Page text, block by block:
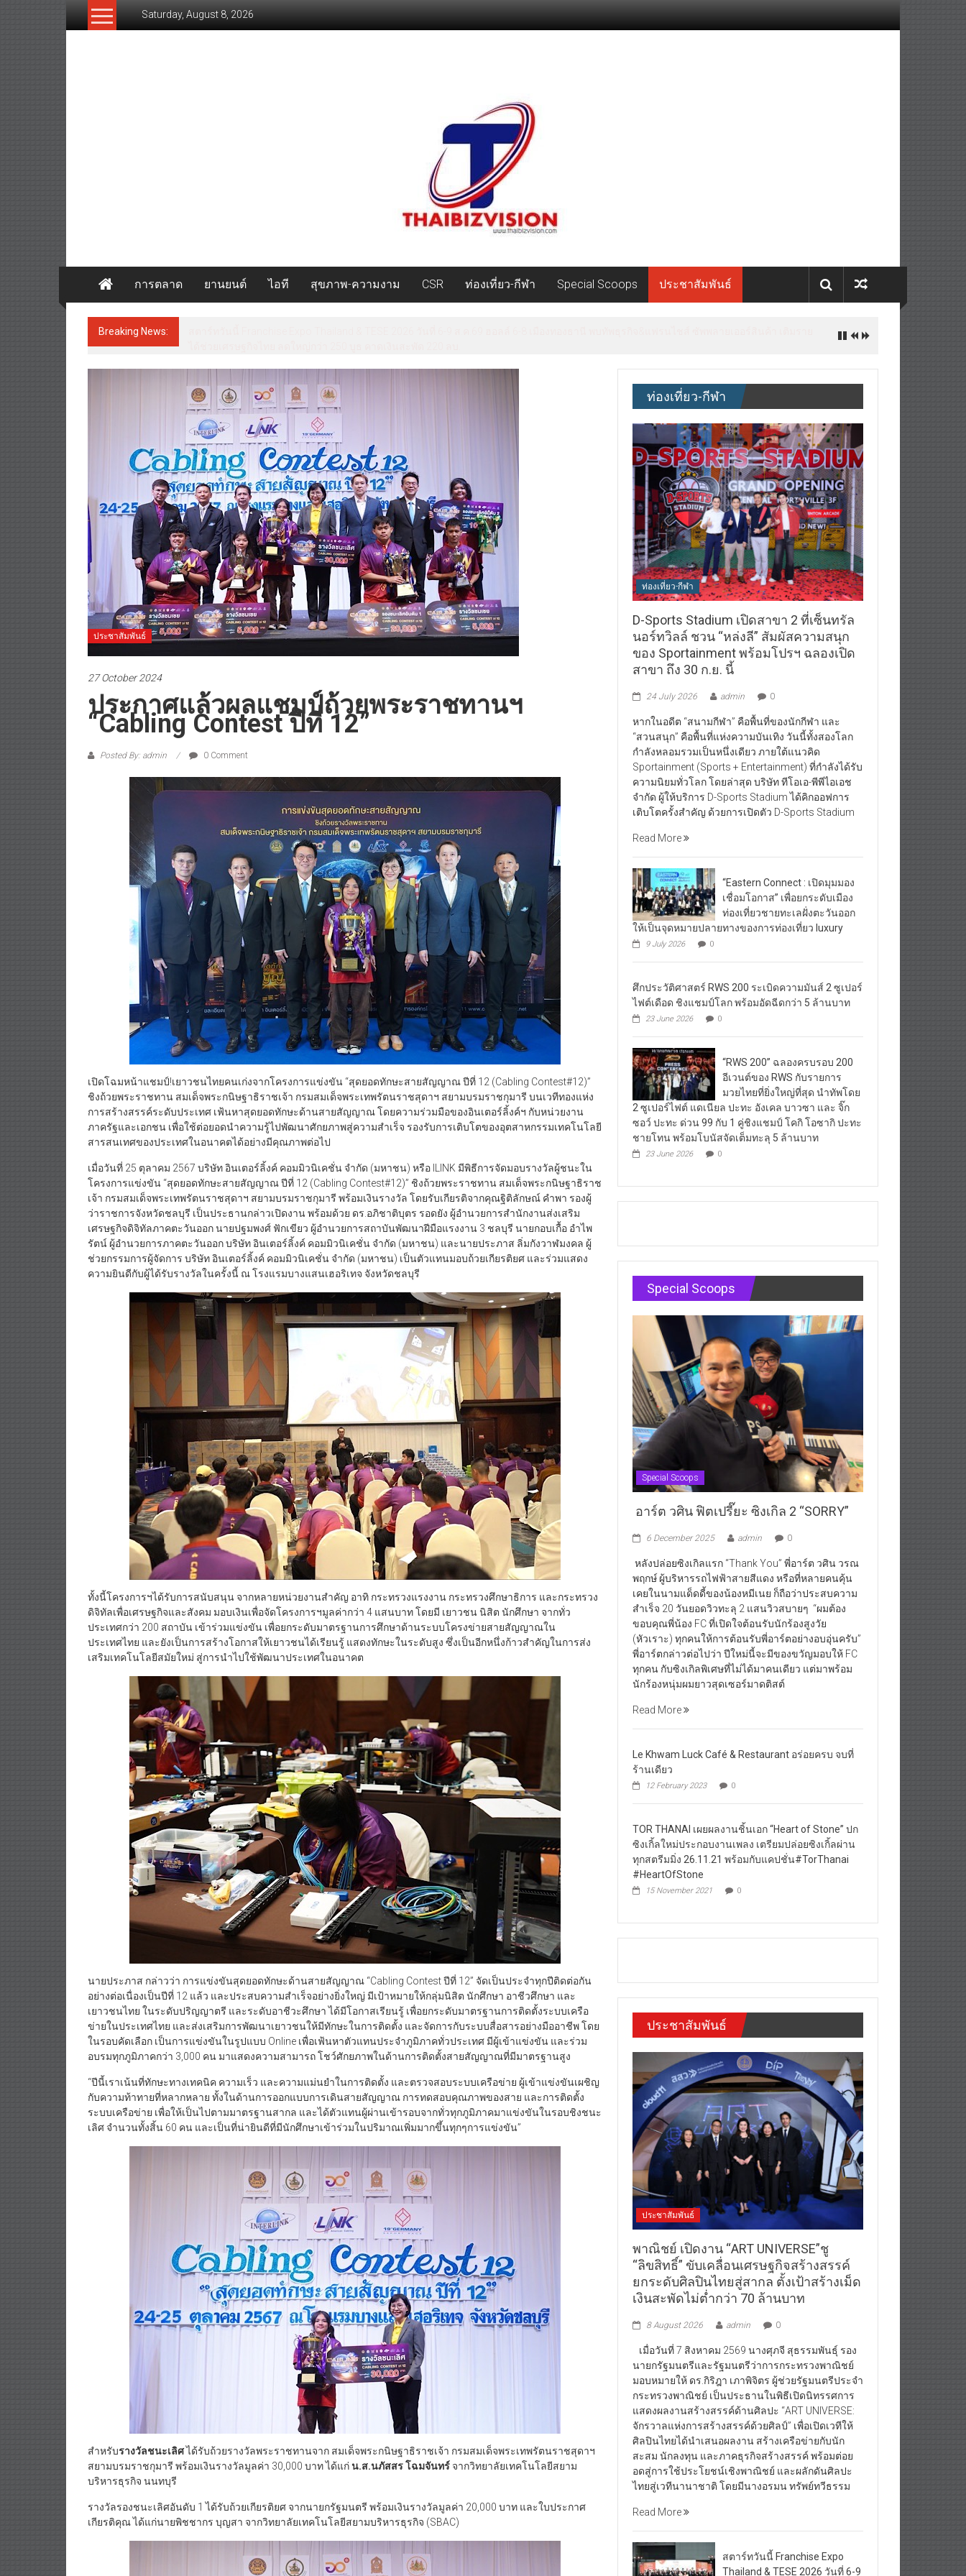
Saturday, August 8, 2026
การตลาด ยานยนต์ ไอที สุขภาพ-ความงาม CSR ท่องเที่ยว-กีฬา Special Scoops ประชาสัมพันธ์
Breaking News:
ประชาสัมพันธ์
27 October 2024
ประกาศแล้วผลแชมป์ถ้วยพระราชทานฯ
“Cabling Contest ปีที่ 12”
Posted By: admin 0 Comment
เปิดโฉมหน้าแชมป์!เยาวชนไทยคนเก่งจากโครงการแข่งขัน “สุดยอดทักษะสายสัญญาณ ปีที่ 12 (Cabling Contest#12)”
ชิงถ้วยพระราชทาน สมเด็จพระกนิษฐาธิราชเจ้า กรมสมเด็จพระเทพรัตนราชสุดาฯ สยามบรมราชกุมารี บนเวทีทองแห่ง
การสร้างสรรค์ระดับประเทศ เฟ้นหาสุดยอดทักษะด้านสายสัญญาณ โดยความร่วมมือของอินเตอร์ลิ้งค์ฯ กับหน่วยงาน
ภาครัฐและเอกชน เพื่อใช้ต่อยอดนำความรู้ไปพัฒนาศักยภาพสู่ความสำเร็จ รองรับการเติบโตของอุตสาหกรรมเทคโนโลยี
สารสนเทศของประเทศในอนาคตได้อย่างมีคุณภาพต่อไป
เมื่อวันที่ 25 ตุลาคม 2567 บริษัท อินเตอร์ลิ้งค์ คอมมิวนิเคชั่น จำกัด (มหาชน) หรือ ILINK มีพิธีการจัดมอบรางวัลผู้ชนะใน
โครงการแข่งขัน “สุดยอดทักษะสายสัญญาณ ปีที่ 12 (Cabling Contest#12)” ชิงถ้วยพระราชทาน สมเด็จพระกนิษฐาธิราช
เจ้า กรมสมเด็จพระเทพรัตนราชสุดาฯ สยามบรมราชกุมารี พร้อมเงินรางวัล โดยรับเกียรติจากคุณฐิติลักษณ์ คำพา รองผู้
ว่าราชการจังหวัดชลบุรี เป็นประธานกล่าวเปิดงาน พร้อมด้วย ดร.อภิชาติบุตร รอดยัง ผู้อำนวยการสำนักงานส่งเสริม
เศรษฐกิจดิจิทัลภาคตะวันออก นายปฐมพงศ์ ฟักเขียว ผู้อำนวยการสถาบันพัฒนาฝีมือแรงงาน 3 ชลบุรี นายกอบเกื้อ อำไพ
รัตน์ ผู้อำนวยการภาคตะวันออก บริษัท อินเตอร์ลิ้งค์ คอมมิวนิเคชั่น จำกัด (มหาชน) และนายประภาส ลิ่มกังวาฬมงคล ผู้
ช่วยกรรมการผู้จัดการ บริษัท อินเตอร์ลิ้งค์ คอมมิวนิเคชั่น จำกัด (มหาชน) เป็นตัวแทนมอบถ้วยเกียรติยศ และร่วมแสดง
ความยินดีกับผู้ได้รับรางวัลในครั้งนี้ ณ โรงแรมบางแสนเฮอริเทจ จังหวัดชลบุรี
ทั้งนี้โครงการฯได้รับการสนับสนุน จากหลายหน่วยงานสำคัญ อาทิ กระทรวงแรงงาน กระทรวงศึกษาธิการ และกระทรวง
ดิจิทัลเพื่อเศรษฐกิจและสังคม มอบเงินเพื่อจัดโครงการฯมูลค่ากว่า 4 แสนบาท โดยมี เยาวชน นิสิต นักศึกษา จากทั่ว
ประเทศกว่า 200 สถาบัน เข้าร่วมแข่งขัน เพื่อยกระดับมาตรฐานการศึกษาด้านระบบโครงข่ายสายสัญญาณใน
ประเทศไทย และยังเป็นการสร้างโอกาสให้เยาวชนได้เรียนรู้ แสดงทักษะในระดับสูง ซึ่งเป็นอีกหนึ่งก้าวสำคัญในการส่ง
เสริมเทคโนโลยีสมัยใหม่ สู่การนำไปใช้พัฒนาประเทศในอนาคต
นายประภาส กล่าวว่า การแข่งขันสุดยอดทักษะด้านสายสัญญาณ “Cabling Contest ปีที่ 12” จัดเป็นประจำทุกปีติดต่อกัน
อย่างต่อเนื่องเป็นปีที่ 12 แล้ว และประสบความสำเร็จอย่างยิ่งใหญ่ มีเป้าหมายให้กลุ่มนิสิต นักศึกษา อาชีวศึกษา และ
เยาวชนไทย ในระดับปริญญาตรี และระดับอาชีวะศึกษา ได้มีโอกาสเรียนรู้ เพื่อยกระดับมาตรฐานการติดตั้งระบบเครือ
ข่ายในประเทศไทย และส่งเสริมการพัฒนาเยาวชนให้มีทักษะในการติดตั้ง และจัดการกับระบบสื่อสารอย่างมืออาชีพ โดย
ในรอบคัดเลือก เป็นการแข่งขันในรูปแบบ Online เพื่อเฟ้นหาตัวแทนประจำภูมิภาคทั่วประเทศ มีผู้เข้าแข่งขัน และร่วม
อบรมทุกภูมิภาคกว่า 3,000 คน มาแสดงความสามารถ โชว์ศักยภาพในด้านการติดตั้งสายสัญญาณที่มีมาตรฐานสูง
“ปีนี้เราเน้นที่ทักษะทางเทคนิค ความเร็ว และความแม่นยำในการติดตั้ง และตรวจสอบระบบเครือข่าย ผู้เข้าแข่งขันเผชิญ
กับความท้าทายที่หลากหลาย ทั้งในด้านการออกแบบการเดินสายสัญญาณ การทดสอบคุณภาพของสาย และการติดตั้ง
ระบบเครือข่าย เพื่อให้เป็นไปตามมาตรฐานสากล และได้ตัวแทนผู้ผ่านเข้ารอบจากทั่วทุกภูมิภาคมาแข่งขันในรอบชิงชนะ
เลิศ จำนวนทั้งสิ้น 60 คน และเป็นที่น่ายินดีที่มีนักศึกษาเข้าร่วมในปริมาณเพิ่มมากขึ้นทุกๆการแข่งขัน”
สำหรับรางวัลชนะเลิศได้รับถ้วยรางวัลพระราชทานจาก สมเด็จพระกนิษฐาธิราชเจ้า กรมสมเด็จพระเทพรัตนราชสุดาฯ
สยามบรมราชกุมารี พร้อมเงินรางวัลมูลค่า 30,000 บาท ได้แก่น.ส.นภัสสร โฉมจันทร์ จากวิทยาลัยเทคโนโลยีสยาม
บริหารธุรกิจ นนทบุรี
รางวัลรองชนะเลิศอันดับ 1 ได้รับถ้วยเกียรติยศ จากนายกรัฐมนตรี พร้อมเงินรางวัลมูลค่า 20,000 บาท และใบประกาศ
เกียรติคุณ ได้แก่นายพิชชากร บุญสา จากวิทยาลัยเทคโนโลยีสยามบริหารธุรกิจ (SBAC)
ท่องเที่ยว-กีฬา
ท่องเที่ยว-กีฬา
D-Sports Stadium เปิดสาขา 2 ที่เซ็นทรัล
นอร์ทวิลล์ ชวน “หล่งลี” สัมผัสความสนุก
ของ Sportainment พร้อมโปรฯ ฉลองเปิด
สาขา ถึง 30 ก.ย. นี้
24 July 2026 admin 0
หากในอดีต “สนามกีฬา” คือพื้นที่ของนักกีฬา และ
“สวนสนุก” คือพื้นที่แห่งความบันเทิง วันนี้ทั้งสองโลก
กำลังหลอมรวมเป็นหนึ่งเดียว ภายใต้แนวคิด
Sportainment (Sports + Entertainment) ที่กำลังได้รับ
ความนิยมทั่วโลก โดยล่าสุด บริษัท ทีโอเอ-พีพีไอเอช
จำกัด ผู้ให้บริการ D-Sports Stadium ได้คิกออฟการ
เติบโตครั้งสำคัญ ด้วยการเปิดตัว D-Sports Stadium
Read More
“Eastern Connect : เปิดมุมมอง
เชื่อมโอกาส” เพื่อยกระดับเมือง
ท่องเที่ยวชายทะเลฝั่งตะวันออก
ให้เป็นจุดหมายปลายทางของการท่องเที่ยว luxury
9 July 2026 0
ศึกประวัติศาสตร์ RWS 200 ระเบิดความมันส์ 2 ซูเปอร์
ไฟต์เดือด ชิงแชมป์โลก พร้อมอัดฉีดกว่า 5 ล้านบาท
23 June 2026 0
“RWS 200” ฉลองครบรอบ 200
อีเวนต์ของ RWS กับรายการ
มวยไทยที่ยิ่งใหญ่ที่สุด นำทัพโดย
2 ซูเปอร์ไฟต์ แดเนียล ปะทะ อังเคล บาวซา และ จิ๊ก
ซอว์ ปะทะ ด่วน 99 กับ 1 คู่ชิงแชมป์ โคกิ โอซากิ ปะทะ
ชายโทน พร้อมโบนัสจัดเต็มทะลุ 5 ล้านบาท
23 June 2026 0
Special Scoops
Special Scoops
อาร์ต วศิน ฟิตเปรี๊ยะ ซิงเกิล 2 “SORRY”
6 December 2025 admin 0
หลังปล่อยซิงเกิลแรก “Thank You” พี่อาร์ต วศิน วรณ
พฤกษ์ ผู้บริหารรถไฟฟ้าสายสีแดง หรือที่หลายคนคุ้น
เคยในนามแด็ดดี้ของน้องหมีเนย ก็ถือว่าประสบความ
สำเร็จ 20 วันยอดวิวทะลุ 2 แสนวิวสบายๆ “ผมต้อง
ขอบคุณพี่น้อง FC ที่เปิดใจต้อนรับนักร้องสูงวัย
(หัวเราะ) ทุกคนให้การต้อนรับพี่อาร์ตอย่างอบอุ่นครับ”
พี่อาร์ตกล่าวต่อไปว่า ปีใหม่นี้จะมีของขวัญมอบให้ FC
ทุกคน กับซิงเกิลพิเศษที่ไม่ได้มาคนเดียว แต่มาพร้อม
นักร้องหนุ่มผมยาวสุดเซอร์มาดติสต์
Read More
Le Khwam Luck Café & Restaurant อร่อยครบ จบที่
ร้านเดียว
12 February 2023 0
TOR THANAI เผยผลงานชิ้นเอก “Heart of Stone” ปก
ซิงเกิ้ลใหม่ประกอบงานเพลง เตรียมปล่อยซิงเกิ้ลผ่าน
ทุกสตรีมมิ่ง 26.11.21 พร้อมกับแคปชั่น#TorThanai
#HeartOfStone
15 November 2021 0
ประชาสัมพันธ์
ประชาสัมพันธ์
พาณิชย์ เปิดงาน “ART UNIVERSE”ชู
“ลิขสิทธิ์” ขับเคลื่อนเศรษฐกิจสร้างสรรค์
ยกระดับศิลปินไทยสู่สากล ตั้งเป้าสร้างเม็ด
เงินสะพัดไม่ต่ำกว่า 70 ล้านบาท
8 August 2026 admin 0
เมื่อวันที่ 7 สิงหาคม 2569 นางศุภจี สุธรรมพันธุ์ รอง
นายกรัฐมนตรีและรัฐมนตรีว่าการกระทรวงพาณิชย์
มอบหมายให้ ดร.กิริฎา เภาพิจิตร ผู้ช่วยรัฐมนตรีประจำ
กระทรวงพาณิชย์ เป็นประธานในพิธีเปิดนิทรรศการ
แสดงผลงานสร้างสรรค์ด้านศิลปะ “ART UNIVERSE:
จักรวาลแห่งการสร้างสรรค์ด้วยศิลป์” เพื่อเปิดเวทีให้
ศิลปินไทยได้นำเสนอผลงาน สร้างเครือข่ายกับนัก
สะสม นักลงทุน และภาคธุรกิจสร้างสรรค์ พร้อมต่อย
อดสู่การใช้ประโยชน์เชิงพาณิชย์ และผลักดันศิลปะ
ไทยสู่เวทีนานาชาติ โดยมีนางอรมน ทรัพย์ทวีธรรม
Read More
สตาร์ทวันนี้ Franchise Expo
Thailand & TESE 2026 วันที่ 6-9